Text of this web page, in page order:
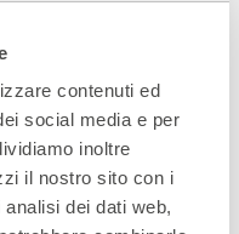
contenuti ed
social media e per
inoltre
il nostro sito con i
dei dati web,
2018 al 22